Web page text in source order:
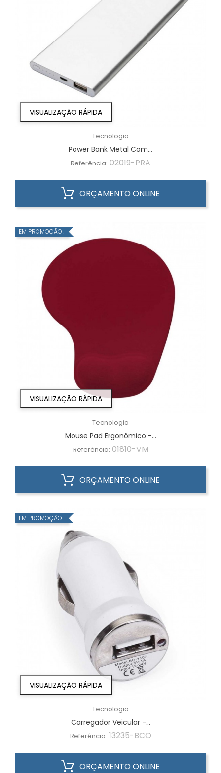
VISUALIZAÇÃO RÁPIDA
Tecnologia
Power Bank Metal Com...
Referência: 02019-PRA
ORÇAMENTO ONLINE
VISUALIZAÇÃO RÁPIDA
EM PROMOÇÃO!
Tecnologia
Mouse Pad Ergonômico -...
Referência: 01810-VM
ORÇAMENTO ONLINE
VISUALIZAÇÃO RÁPIDA
EM PROMOÇÃO!
Tecnologia
Carregador Veicular -...
Referência: 13235-BCO
ORÇAMENTO ONLINE